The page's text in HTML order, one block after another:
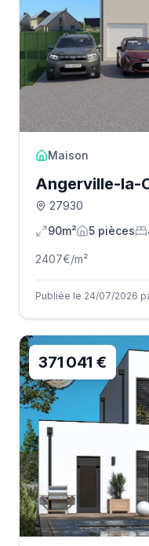
Maison
Angerville-la-
27930
90m²
5 pièces
2407€/m²
Publiée le 24/07/2026
371 041 €